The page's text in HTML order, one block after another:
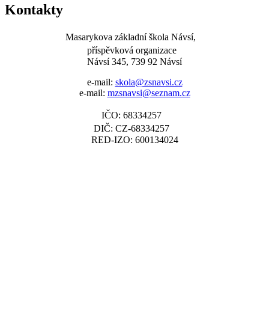
Kontakty
Masarykova základní škola Návsí,
příspěvková organizace
Návsí 345, 739 92 Návsí
e-mail: skola@zsnavsi.cz
e-mail: mzsnavsi@seznam.cz
IČO: 68334257
DIČ: CZ-68334257
RED-IZO: 600134024